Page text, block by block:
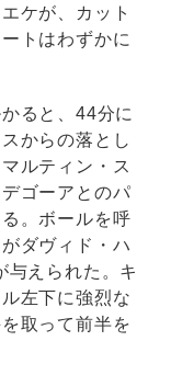
ケが、カット
トはわずかに
ると、44分に
からの落とし
ルティン・ス
ゴーアとのパ
。ボールを呼
がダヴィド・ハ
与えられた。キ
左下に強烈な
取って前半を